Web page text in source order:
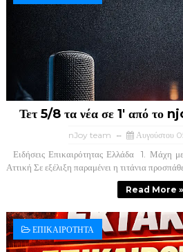
Τετ 5/8 τα νέα σε 1' από
nJoy team Αυγούστου
Ειδήσεις Επικαιρότητας Ελλάδα ​ 1. Μάχη
Αττική ​Σε εξέλιξη παραμένει η τιτάνια
Read More »
ΕΠΙΚΑΙΡΟΤΗΤΑ